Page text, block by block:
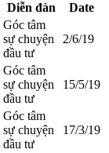
Diễn đàn
Date
Góc tâm
sự chuyện
đầu tư
2/6/19
Góc tâm
sự chuyện
đầu tư
15/5/19
Góc tâm
sự chuyện
đầu tư
17/3/19